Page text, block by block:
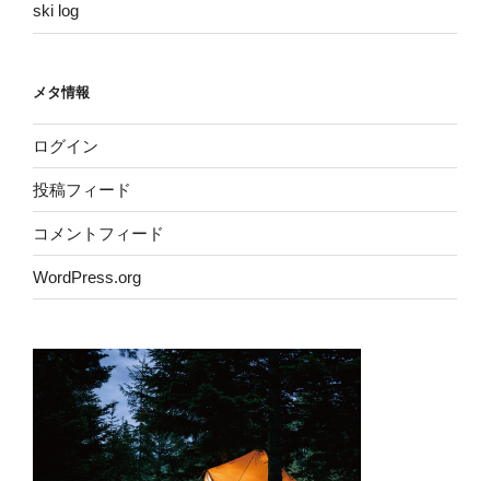
ski log
メタ情報
ログイン
投稿フィード
コメントフィード
WordPress.org